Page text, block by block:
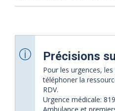
Précisions
Pour les urgences,
téléphoner la
RDV.
Urgence médicale: